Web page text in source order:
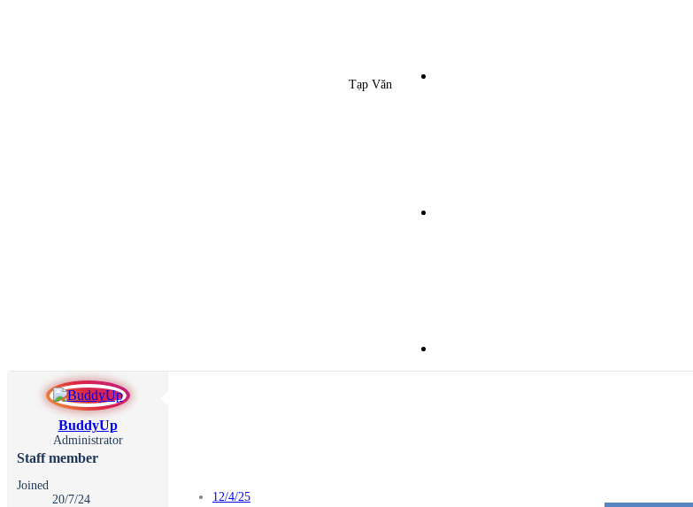
Tạp Văn
BuddyUp
Administrator
Staff member
Joined
20/7/24
12/4/25